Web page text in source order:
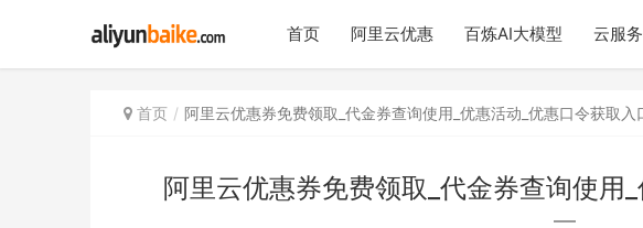
首页 阿里云优惠 百炼AI大模型 云服
首页 阿里云优惠券免费领取_代金券查询使用_优惠活动_优惠口令获取入
阿里云优惠券免费领取_代金券查询使用